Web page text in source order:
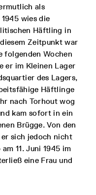
als
wies die
Häftling in
Zeitpunkt war
folgenden Wochen
er im Kleinen Lager
des Lagers,
Häftlinge
nach Torhout wog
kam sofort in ein
Brügge. Von den
sich jedoch nicht
11. Juni 1945 im
eine Frau und